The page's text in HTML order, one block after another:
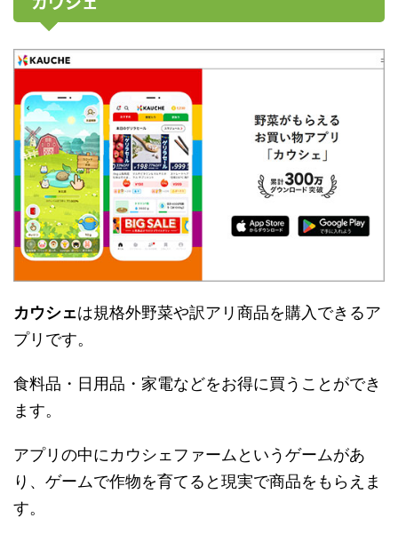
カウシェは規格外野菜や訳アリ商品を購入できるア
プリです。
食料品・日用品・家電などをお得に買うことができ
ます。
アプリの中にカウシェファームというゲームがあ
り、ゲームで作物を育てると現実で商品をもらえま
す。